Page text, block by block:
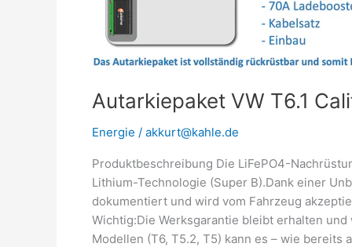
Autarkiepaket VW T6.1
Energie / akkurt@kahle.de
Produktbeschreibung Die LiFePO4-
Lithium-Technologie (Super B).Dank einer
dokumentiert und wird vom Fahrzeug
Wichtig:Die Werksgarantie bleibt erhalten
Modellen (T6, T5.2, T5) kann es – wie bereits